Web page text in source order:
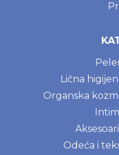
Lična
Organska
Odeća i